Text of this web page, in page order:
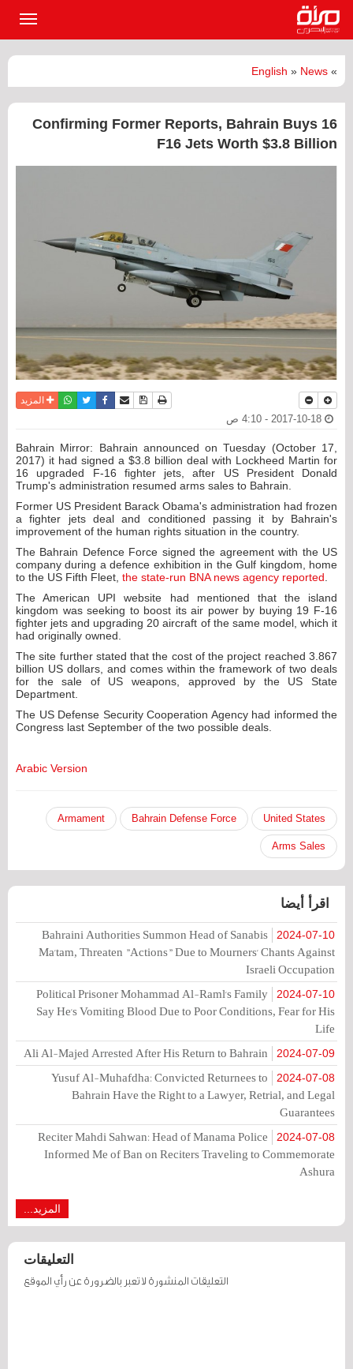
»
English » News
Confirming Former Reports, Bahrain Buys 16
F16 Jets Worth $3.8 Billion
نسخة للطباعة
حفظ الموضوع
أرسل الى صديق
فيسبوكتويترواتسابالمزيد
Bahrain Mirror: Bahrain announced on Tuesday (October 17,
2017) it had signed a $3.8 billion deal with Lockheed Martin for
16 upgraded F-16 fighter jets, after US President Donald
Trump's administration resumed arms sales to Bahrain.
Former US President Barack Obama's administration had frozen
a fighter jets deal and conditioned passing it by Bahrain's
improvement of the human rights situation in the country.
The Bahrain Defence Force signed the agreement with the US
company during a defence exhibition in the Gulf kingdom, home
to the US Fifth Fleet, the state-run BNA news agency reported
The American UPI website had mentioned that the island
kingdom was seeking to boost its air power by buying 19 F-16
fighter jets and upgrading 20 aircraft of the same model, which it
had originally owned.
The site further stated that the cost of the project reached 3.867
billion US dollars, and comes within the framework of two deals
for the sale of US weapons, approved by the US State
Department.
The US Defense Security Cooperation Agency had informed the
Congress last September of the two possible deals.
Arabic Version
United States
Bahrain Defense Force
Armament
Arms Sales
اقرأ أيضا
2024-07-10
Bahraini Authorities Summon Head of Sanabis
Ma'tam, Threaten "Actions" Due to Mourners' Chants Against
Israeli Occupation
2024-07-10
Political Prisoner Mohammad Al-Raml's Family
Say He's Vomiting Blood Due to Poor Conditions, Fear for His
Life
2024-07-09
Ali Al-Majed Arrested After His Return to Bahrain
2024-07-08
Yusuf Al-Muhafdha: Convicted Returnees to
Bahrain Have the Right to a Lawyer, Retrial, and Legal
Guarantees
2024-07-08
Reciter Mahdi Sahwan: Head of Manama Police
Informed Me of Ban on Reciters Traveling to Commemorate
Ashura
المزيد...
التعليقات
التعليقات المنشورة لا تعبر بالضرورة عن رأي الموقع